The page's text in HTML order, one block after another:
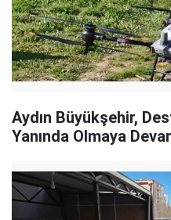
Aydın Büyükşehir,
Yanında Olmaya